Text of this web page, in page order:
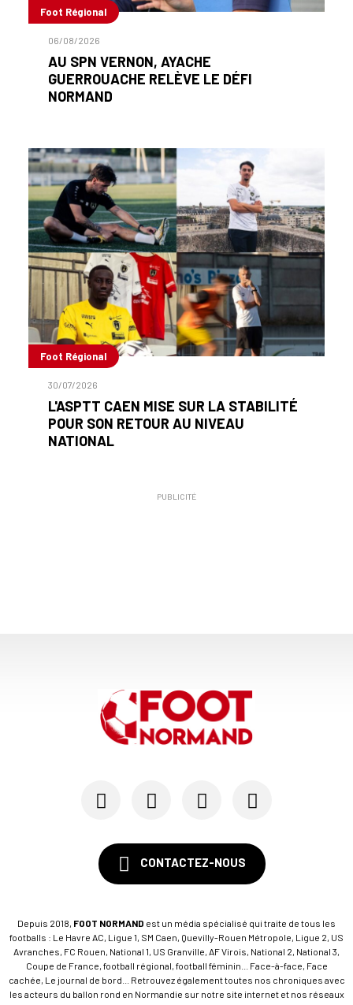
Foot Régional
06/08/2026
AU SPN VERNON, AYACHE
GUERROUACHE RELÈVE LE DÉFI
NORMAND
Foot Régional
30/07/2026
L'ASPTT CAEN MISE SUR LA STABILITÉ
POUR SON RETOUR AU NIVEAU
NATIONAL
PUBLICITÉ
CONTACTEZ-NOUS
Depuis 2018, FOOT NORMAND est un média spécialisé qui traite de tous les
footballs : Le Havre AC, Ligue 1, SM Caen, Quevilly-Rouen Métropole, Ligue 2, US
Avranches, FC Rouen, National 1, US Granville, AF Virois, National 2, National 3,
Coupe de France, football régional, football féminin... Face-à-face, Face
cachée, Le journal de bord... Retrouvez également toutes nos chroniques avec
les acteurs du ballon rond en Normandie sur notre site internet et nos réseaux